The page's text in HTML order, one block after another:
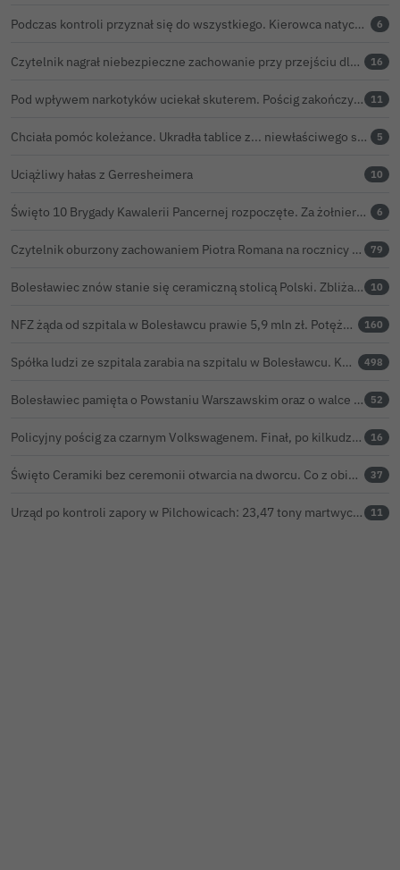
Podczas kontroli przyznał się do wszystkiego. Kierowca natychmiast stracił prawo jazdy 6
Czytelnik nagrał niebezpieczne zachowanie przy przejściu dla pieszych w Bolesławcu 16
Pod wpływem narkotyków uciekał skuterem. Pościg zakończył w polu kukurydzy 11
Chciała pomóc koleżance. Ukradła tablice z... niewłaściwego samochodu 5
Uciążliwy hałas z Gerresheimera 10
Święto 10 Brygady Kawalerii Pancernej rozpoczęte. Za żołnierzami pierwszy dzień uroczystości 6
Czytelnik oburzony zachowaniem Piotra Romana na rocznicy prezydentury Karola Nawrockiego. Obejrzeliśmy nagranie 79
Bolesławiec znów stanie się ceramiczną stolicą Polski. Zbliża się 32. Święto Ceramiki 10
NFZ żąda od szpitala w Bolesławcu prawie 5,9 mln zł. Potężny cios po kontroli rozliczeń 160
Spółka ludzi ze szpitala zarabia na szpitalu w Bolesławcu. Kwoty pozostają tajne 498
Bolesławiec pamięta o Powstaniu Warszawskim oraz o walce powstańców z faszyzmem 52
Policyjny pościg za czarnym Volkswagenem. Finał, po kilkudziesięciu kilometrach, w rowie. Wideo 16
Święto Ceramiki bez ceremonii otwarcia na dworcu. Co z obietnicą prezydenta Bolesławca? 37
Urząd po kontroli zapory w Pilchowicach: 23,47 tony martwych ryb i zawiadomienie do prokuratury 11